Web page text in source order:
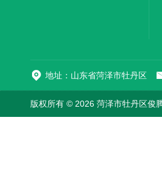
地址：山东省菏泽市牡丹区
版权所有 © 2026 菏泽市牡丹区俊